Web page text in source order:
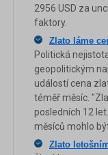
2956 USD za
faktory.
Zlato láme
Politická
geopolitickým
událostí cena
téměř měsíc.
posledních 12
měsíců mohlo
Zlato